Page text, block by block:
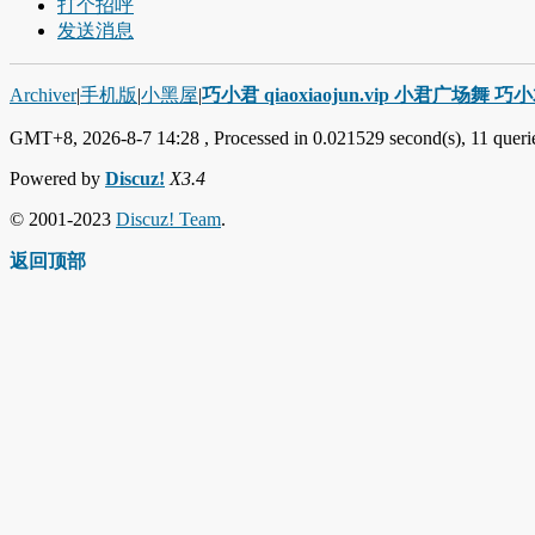
打个招呼
发送消息
Archiver|手机版|小黑屋|巧小君 qiaoxiaojun.vip 小君广场舞 巧
GMT+8, 2026-8-7 14:28 , Processed in 0.021529 second(s), 11
Powered by Discuz! X3.4
© 2001-2023 Discuz! Team.
返回顶部